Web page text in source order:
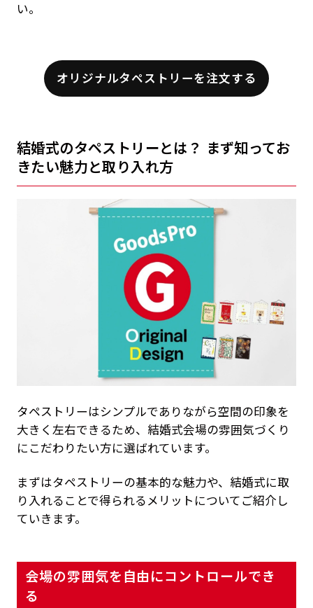
い。
オリジナルタペストリーを注文する
結婚式のタペストリーとは？ まず知ってお
きたい魅力と取り入れ方
タペストリーはシンプルでありながら空間の印象を
大きく左右できるため、結婚式会場の雰囲気づくり
にこだわりたい方に選ばれています。
まずはタペストリーの基本的な魅力や、結婚式に取
り入れることで得られるメリットについてご紹介し
ていきます。
会場の雰囲気を自由にコントロールでき
る